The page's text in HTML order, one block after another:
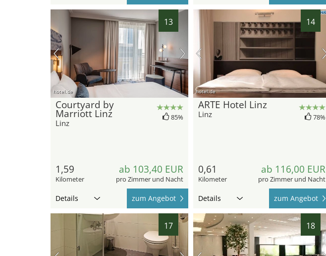
13
hotel.de
Courtyard by
Marriott Linz
Linz
85%
1,59
Kilometer
ab 103,40 EUR
pro Zimmer und Nacht
Details zum Angebot
14
hotel.de
ARTE Hotel Linz
Linz 78%
0,61
Kilometer
ab 116,00 EUR
pro Zimmer und Nacht
Details zum Angebot
17 18